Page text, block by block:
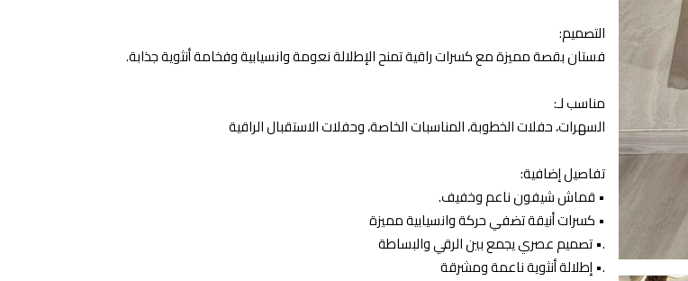
التصميم:
فستان بقصة مميزة مع كسرات راقية تمنح الإطلالة نعومة وانسيابية وفخامة أنثوية جذابة.
مناسب لـ:
السهرات، حفلات الخطوبة، المناسبات الخاصة، وحفلات الاستقبال الراقية
تفاصيل إضافية:
• قماش شيفون ناعم وخفيف.
• كسرات أنيقة تضفي حركة وانسيابية مميزة
. • تصميم عصري يجمع بين الرقي والبساطة
. • إطلالة أنثوية ناعمة ومشرقة